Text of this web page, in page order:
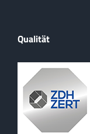
Qualität